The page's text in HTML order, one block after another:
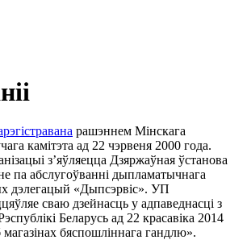
рашэннем Мінскага
камітэта ад 22 чэрвеня 2000 года.
з’яўляецца Дзяржаўная ўстанова
па абслугоўванні дыпламатычнага
дэлегацый «Дыпсэрвіс». УП
сваю дзейнасць у адпаведнасці з
Беларусь ад 22 красавіка 2014
бяспошліннага гандлю».